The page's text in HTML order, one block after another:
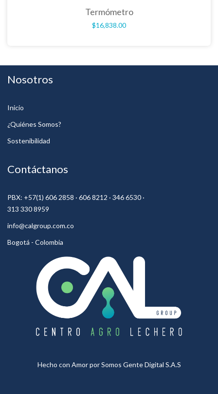
Termómetro
$16,838.00
Nosotros
Inicio
¿Quiénes Somos?
Sostenibilidad
Contáctanos
PBX: +57(1) 606 2858 · 606 8212 · 346 6530 ·
313 330 8959
info@calgroup.com.co
Bogotá - Colombia
Hecho con Amor porSomos Gente Digital S.A.S